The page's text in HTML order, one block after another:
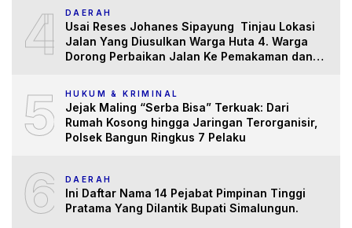
4 DAERAH
Usai Reses Johanes Sipayung Tinjau Lokasi
Jalan Yang Diusulkan Warga Huta 4. Warga
Dorong Perbaikan Jalan Ke Pemakaman dan
5 HUKUM & KRIMINAL
Jejak Maling “Serba Bisa” Terkuak: Dari
Rumah Kosong hingga Jaringan Terorganisir,
Polsek Bangun Ringkus 7 Pelaku
6 DAERAH
Ini Daftar Nama 14 Pejabat Pimpinan Tinggi
Pratama Yang Dilantik Bupati Simalungun.